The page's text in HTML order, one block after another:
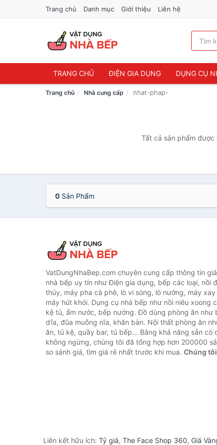
Trang chủ Danh mục Giới thiệu Liên hệ
TRANG CHỦ ĐIỆN GIA DỤNG DỤNG CỤ
Trang chủ Nhà cung cấp nhat-phap-
Tất cả sản phẩm
0 Sản Phẩm
VatDungNhaBep.com chuyên cung cấp thông tin
nhà bếp uy tín như Điện gia dụng, bếp các loại, nồi
thủy, máy pha cà phê, lò vi sóng, lò nướng, máy
máy hút khói. Dụng cụ nhà bếp như nồi niêu xoong
kệ tủ, ấm nước, bếp nướng. Đồ dùng phòng ăn như
dĩa, đũa muỗng nĩa, khăn bàn. Nội thất phòng ăn
ăn, tủ kệ, quầy bar, tủ bếp... Bằng khả năng sẵn có
không ngừng, chúng tôi đã tổng hợp hơn 200000
so sánh giá, tìm giá rẻ nhất trước khi mua. Chúng
Liên kết hữu ích: Tỷ giá, The Face Shop 360, Giá